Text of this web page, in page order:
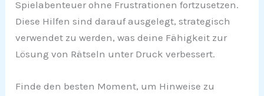
Spielabenteuer ohne Frustrationen fortzusetzen.
Diese Hilfen sind darauf ausgelegt, strategisch
verwendet zu werden, was deine Fähigkeit zur
Lösung von Rätseln unter Druck verbessert.
Finde den besten Moment, um Hinweise zu